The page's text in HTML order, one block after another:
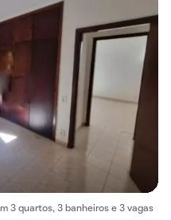
3 quartos, 3 banheiros e 3 vagas